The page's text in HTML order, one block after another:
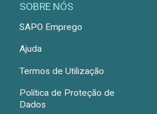
SOBRE NÓS
SAPO Emprego
Ajuda
Termos de Utilização
Política de Proteção de
Dados